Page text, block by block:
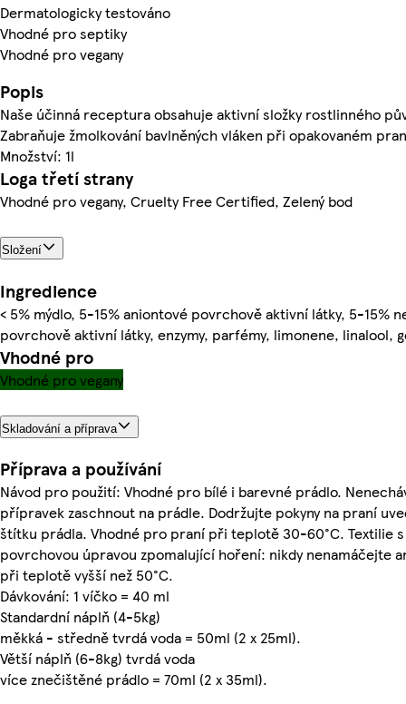
Dermatologicky testováno
Vhodné pro septiky
Vhodné pro vegany
Popis
Naše účinná receptura obsahuje aktivní složky rostlinného
Zabraňuje žmolkování bavlněných vláken při opakovaném
Množství: 1l
Loga třetí strany
Vhodné pro vegany, Cruelty Free Certified, Zelený bod
Složení
Ingredience
< 5% mýdlo, 5-15% aniontové povrchově aktivní látky, 5-15%
povrchově aktivní látky, enzymy, parfémy, limonene, linalool,
Vhodné pro
Vhodné pro vegany
Skladování a příprava
Příprava a používání
Návod pro použití: Vhodné pro bílé i barevné prádlo.
přípravek zaschnout na prádle. Dodržujte pokyny na praní
štítku prádla. Vhodné pro praní při teplotě 30-60°C. Textilie s
povrchovou úpravou zpomalující hoření: nikdy nenamáčejte
při teplotě vyšší než 50°C.
Dávkování: 1 víčko = 40 ml
Standardní náplň (4-5kg)
měkká - středně tvrdá voda = 50ml (2 x 25ml).
Větší náplň (6-8kg) tvrdá voda
více znečištěné prádlo = 70ml (2 x 35ml).